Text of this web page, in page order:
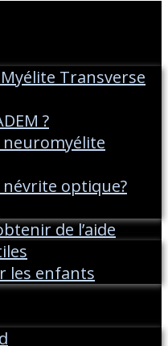
Myélite Transverse
?
neuromyélite
névrite optique?
de l’aide
les enfants